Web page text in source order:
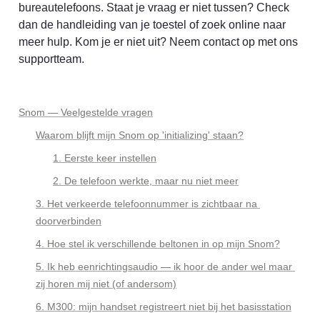
bureautelefoons. Staat je vraag er niet tussen? Check
dan de handleiding van je toestel of zoek online naar
meer hulp. Kom je er niet uit? Neem contact op met ons
supportteam.
Snom — Veelgestelde vragen
Waarom blijft mijn Snom op 'initializing' staan?
1. Eerste keer instellen
2. De telefoon werkte, maar nu niet meer
3. Het verkeerde telefoonnummer is zichtbaar na
doorverbinden
4. Hoe stel ik verschillende beltonen in op mijn Snom?
5. Ik heb eenrichtingsaudio — ik hoor de ander wel maar
zij horen mij niet (of andersom)
6. M300: mijn handset registreert niet bij het basisstation